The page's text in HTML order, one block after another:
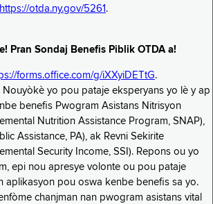
https://otda.ny.gov/5261 .
Pran Sondaj Benefis Piblik OTDA a!
forms.office.com/g/iXXyiDETtG.
Nouyòkè yo pou pataje eksperyans yo lè y ap
benefis Pwogram Asistans Nitrisyon
Nutrition Assistance Program, SNAP),
Assistance, PA), ak Revni Sekirite
Security Income, SSI). Repons ou yo
epi nou apresye volonte ou pou pataje
aplikasyon pou oswa kenbe benefis sa yo.
chanjman nan pwogram asistans vital